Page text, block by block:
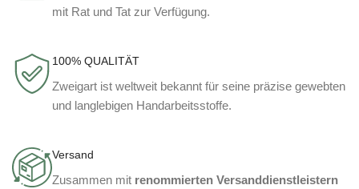
mit Rat und Tat zur Verfügung.
100% QUALITÄT
Zweigart ist weltweit bekannt für seine präzise gewebten
und langlebigen Handarbeitsstoffe.
Versand
Zusammen mit renommierten Versanddienstleistern